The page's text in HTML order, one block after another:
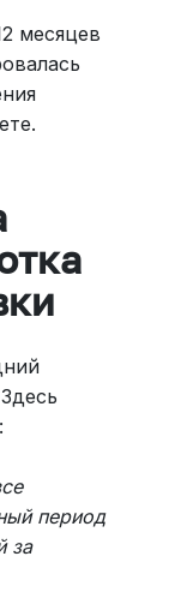
месяцев
период
за